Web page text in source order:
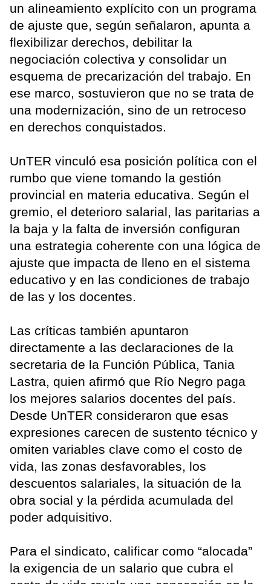
un alineamiento explícito con un programa
de ajuste que, según señalaron, apunta a
flexibilizar derechos, debilitar la
negociación colectiva y consolidar un
esquema de precarización del trabajo. En
ese marco, sostuvieron que no se trata de
una modernización, sino de un retroceso
en derechos conquistados.
UnTER vinculó esa posición política con el
rumbo que viene tomando la gestión
provincial en materia educativa. Según el
gremio, el deterioro salarial, las paritarias a
la baja y la falta de inversión configuran
una estrategia coherente con una lógica de
ajuste que impacta de lleno en el sistema
educativo y en las condiciones de trabajo
de las y los docentes.
Las críticas también apuntaron
directamente a las declaraciones de la
secretaria de la Función Pública, Tania
Lastra, quien afirmó que Río Negro paga
los mejores salarios docentes del país.
Desde UnTER consideraron que esas
expresiones carecen de sustento técnico y
omiten variables clave como el costo de
vida, las zonas desfavorables, los
descuentos salariales, la situación de la
obra social y la pérdida acumulada del
poder adquisitivo.
Para el sindicato, calificar como “alocada”
la exigencia de un salario que cubra el